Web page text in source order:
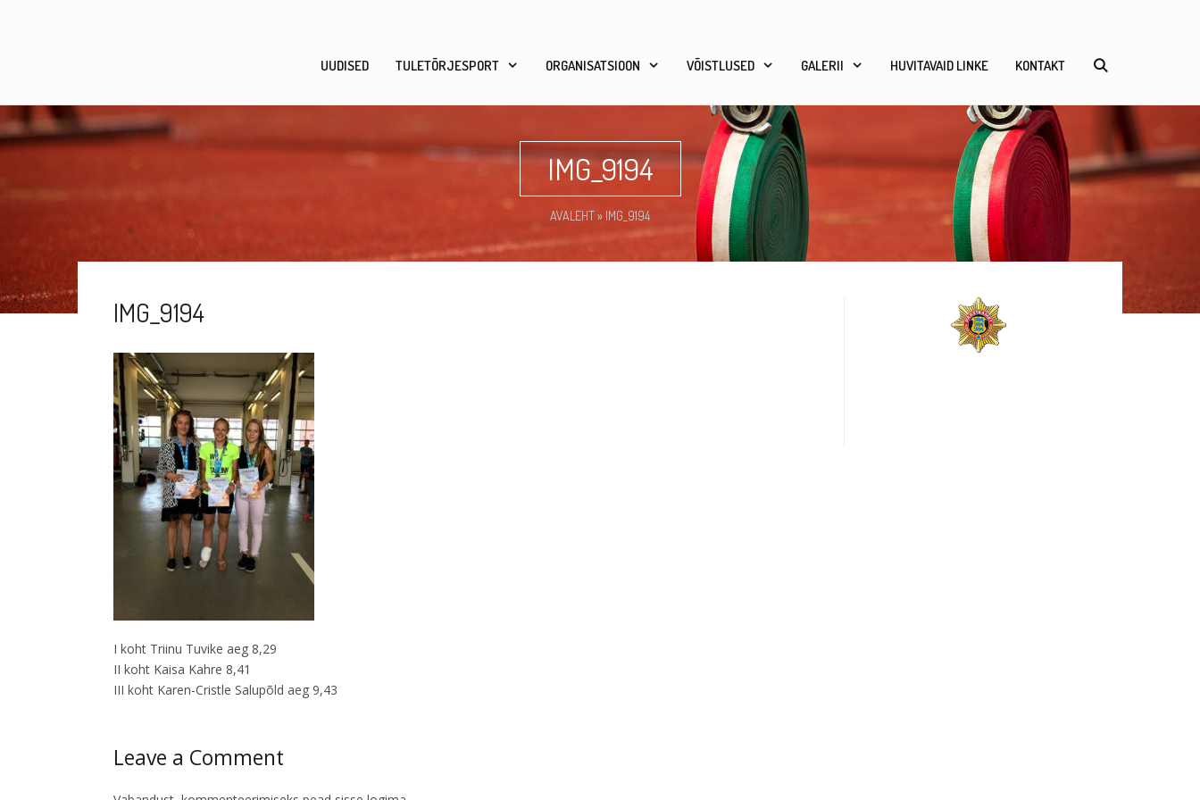
UUDISED
TULETÕRJESPORT ORGANISATSIOON VÕISTLUSED GALERII HUVITAVAID LINKE KONTAKT
IMG_9194
AVALEHT» IMG_9194
IMG_9194
I koht Triinu Tuvike aeg 8,29
II koht Kaisa Kahre 8,41
III koht Karen-Cristle Salupõld aeg 9,43
Leave a Comment